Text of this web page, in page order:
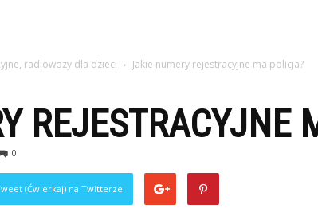
radiowozy dla dzieci Jakie numery rejestracyjne ma policja?
REJESTRACYJNE
0
(Ćwierkaj) na Twitterze